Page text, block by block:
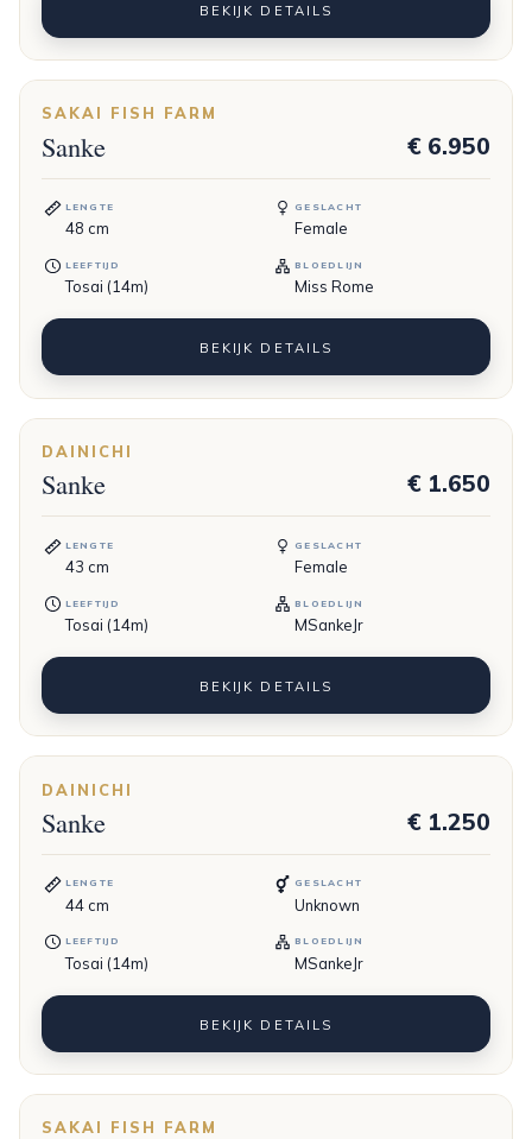
BEKIJK DETAILS
SAKAI FISH FARM
Sanke € 6.950
LENGTE
48 cm
GESLACHT
Female
LEEFTIJD
Tosai (14m)
BLOEDLIJN
Miss Rome
BEKIJK DETAILS
DAINICHI
Sanke € 1.650
LENGTE
43 cm
GESLACHT
Female
LEEFTIJD
Tosai (14m)
BLOEDLIJN
MSankeJr
BEKIJK DETAILS
DAINICHI
Sanke € 1.250
LENGTE
44cm
GESLACHT
Unknown
LEEFTIJD
Tosai (14m)
BLOEDLIJN
MSankeJr
BEKIJK DETAILS
SAKAI FISH FARM